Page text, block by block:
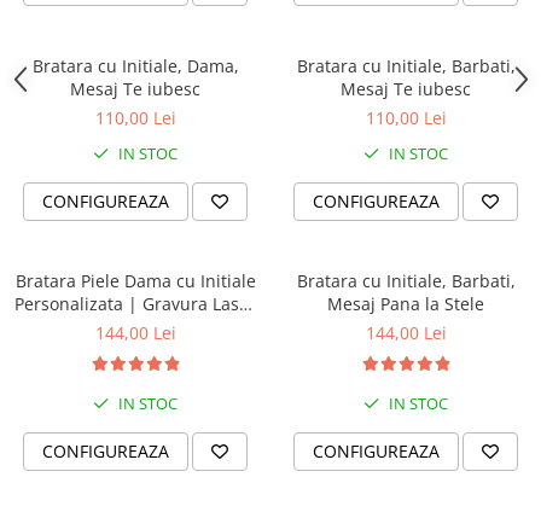
Bratara cu Initiale, Dama,
Mesaj Te iubesc
110,00 Lei
IN STOC
CONFIGUREAZA
Bratara cu Initiale, Barbati,
Mesaj Te iubesc
110,00 Lei
IN STOC
CONFIGUREAZA
Bratara Piele Dama cu Initiale
Personalizata | Gravura Laser
Mesaj “Pana la stele si inapoi”
Pentru Ea | Dichis
144,00 Lei
IN STOC
CONFIGUREAZA
Bratara cu Initiale, Barbati,
Mesaj Pana la Stele
144,00 Lei
IN STOC
CONFIGUREAZA